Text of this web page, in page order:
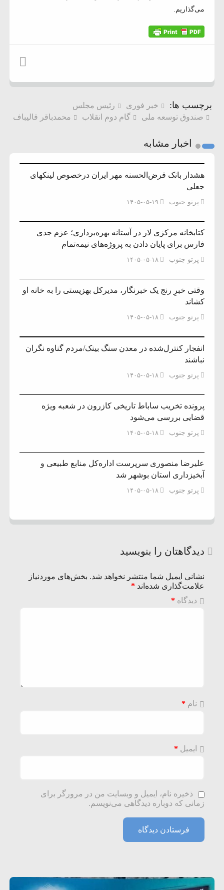
می‌گذاریم.
برچسب ها: خبر فوری
رئیس مجلس
صندوق توسعه ملی
گام دوم انقلاب محمدباقر قالیباف
اخبار مشابه
هشدار بانک قرض‌الحسنه مهر ایران درخصوص لینکهای
جعلی
پرتو جنوب ۱۴۰۵-۰۵-۱۹
کتابخانه مرکزی لار در آستانه بهره‌برداری؛ عزم جدی
فارس برای پایان دادن به پروژه‌های نیمه‌تمام
پرتو جنوب ۱۴۰۵-۰۵-۱۸
وقتی خبرِ رنج یک خبرنگار، مدیرکل بهزیستی را به خانه او
کشاند
پرتو جنوب ۱۴۰۵-۰۵-۱۸
انفجار کنترل‌شده در معدن سنگ بینک/مردم گناوه نگران
نباشند
پرتو جنوب ۱۴۰۵-۰۵-۱۸
پرونده تخریب ساباط تاریخی کازرون در شعبه ویژه
قضایی بررسی می‌شود
پرتو جنوب ۱۴۰۵-۰۵-۱۸
علیرضا منصوری سرپرست اداره‌کل منابع طبیعی و
آبخیزداری استان بوشهر شد
پرتو جنوب ۱۴۰۵-۰۵-۱۸
دیدگاهتان را بنویسید
نشانی ایمیل شما منتشر نخواهد شد. بخش‌های موردنیاز
علامت‌گذاری شده‌اند *
دیدگاه *
نام *
ایمیل *
ذخیره نام، ایمیل و وبسایت من در مرورگر برای
زمانی که دوباره دیدگاهی می‌نویسم.